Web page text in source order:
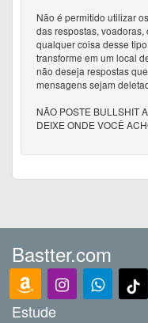
Não é permitido utilizar
das respostas,
qualquer coisa desse
transforme em um local
não deseja respostas
mensagens sejam
NÃO POSTE BULLSHIT
DEIXE ONDE VOCÊ
Bastter.com
Estude